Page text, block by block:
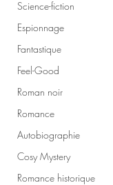
Science-fiction
Espionnage
Fantastique
Feel-Good
Roman noir
Romance
Autobiographie
Cosy Mystery
Romance historique